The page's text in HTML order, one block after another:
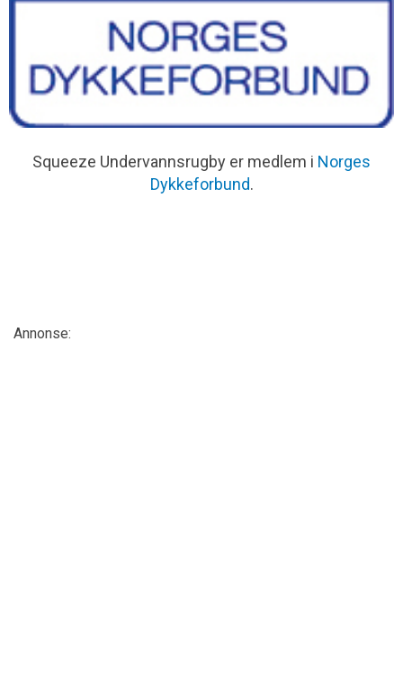
Squeeze Undervannsrugby er medlem i Norges
Dykkeforbund.
Annonse: